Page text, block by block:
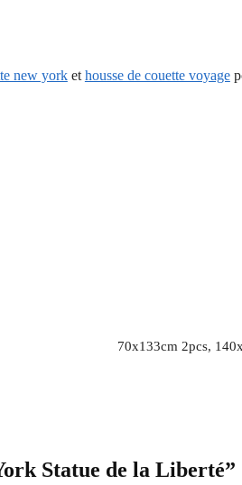
new yorket housse de couette voyage
70x133cm 2pcs,
Statue de la Liberté”